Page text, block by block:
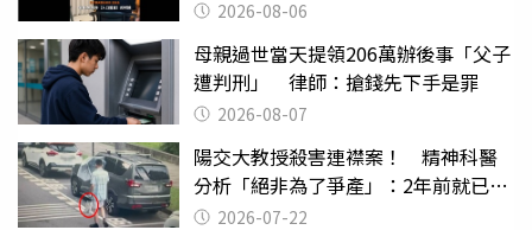
2026-08-06
母親過世當天提領206萬辦後事「父子
遭判刑」 律師：搶錢先下手是罪
2026-08-07
陽交大教授殺害連襟案！ 精神科醫
分析「絕非為了爭產」：2年前就已言
行詭異
2026-07-22